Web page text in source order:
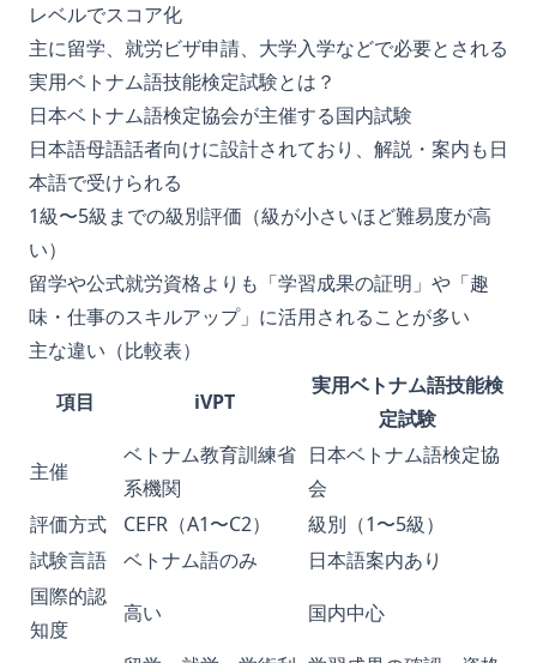
レベルでスコア化
主に留学、就労ビザ申請、大学入学などで必要とされる
実用ベトナム語技能検定試験とは？
日本ベトナム語検定協会が主催する国内試験
日本語母語話者向けに設計されており、解説・案内も日
本語で受けられる
1級〜5級までの級別評価（級が小さいほど難易度が高
い）
留学や公式就労資格よりも「学習成果の証明」や「趣
味・仕事のスキルアップ」に活用されることが多い
主な違い（比較表）
項目
iVPT
実用ベトナム語技能検
定試験
主催
ベトナム教育訓練省
系機関
日本ベトナム語検定協
会
評価方式
CEFR（A1〜C2）
級別（1〜5級）
試験言語
ベトナム語のみ
日本語案内あり
国際的認
知度
高い 国内中心